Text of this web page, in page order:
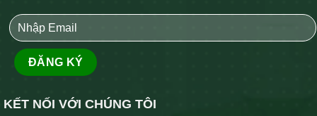
KẾT NỐI VỚI CHÚNG TÔI